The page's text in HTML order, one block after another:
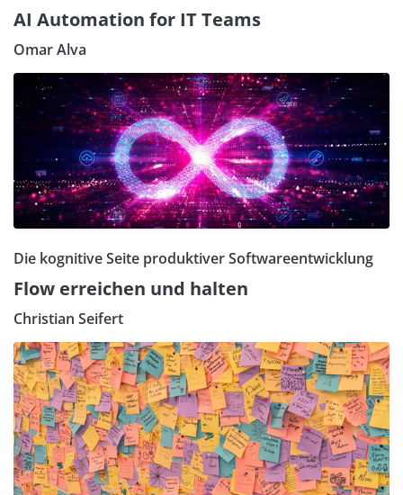
AI Automation for IT Teams
Omar Alva
Die kognitive Seite produktiver Softwareentwicklung
Flow erreichen und halten
Christian Seifert